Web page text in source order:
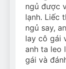
ngủ được
lạnh. Liếc
ngủ say,
lay cô gái
anh ta leo
gái và